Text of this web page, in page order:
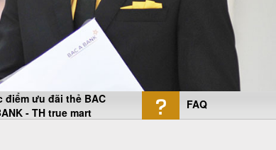
điểm ưu đãi thẻ BAC
- TH true mart
FAQ